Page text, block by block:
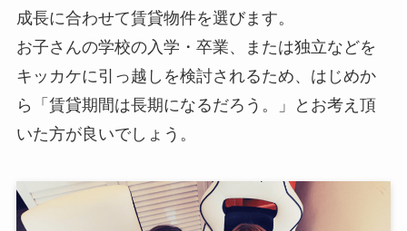
成長に合わせて賃貸物件を選びます。
お子さんの学校の入学・卒業、または独立などを
キッカケに引っ越しを検討されるため、はじめか
ら「賃貸期間は長期になるだろう。」とお考え頂
いた方が良いでしょう。